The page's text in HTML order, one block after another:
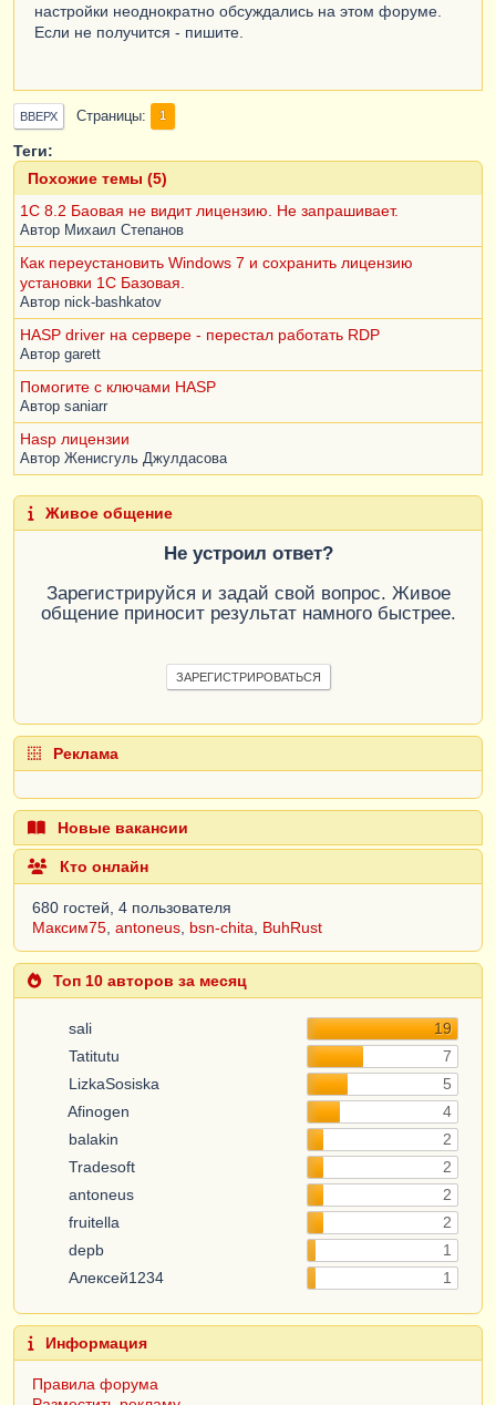
настройки неоднократно обсуждались на этом форуме.
Если не получится - пишите.
ВВЕРХ Страницы 1
Теги:
Похожие темы (5)
1С 8.2 Баовая не видит лицензию. Не запрашивает.
Автор Михаил Степанов
Как переустановить Windows 7 и сохранить лицензию
установки 1С Базовая.
Автор nick-bashkatov
HASP driver на сервере - перестал работать RDP
Автор garett
Помогите с ключами HASP
Автор saniarr
Hasp лицензии
Автор Женисгуль Джулдасова
Живое общение
Не устроил ответ?
Зарегистрируйся и задай свой вопрос. Живое
общение приносит результат намного быстрее.
ЗАРЕГИСТРИРОВАТЬСЯ
Реклама
Новые вакансии
Кто онлайн
680 гостей, 4 пользователя
Максим75, antoneus, bsn-chita, BuhRust
Топ 10 авторов за месяц
sali
19
Tatitutu
7
LizkaSosiska
5
Afinogen
4
balakin
2
Tradesoft
2
antoneus
2
fruitella
2
depb
1
Алексей1234
1
Информация
Правила форума